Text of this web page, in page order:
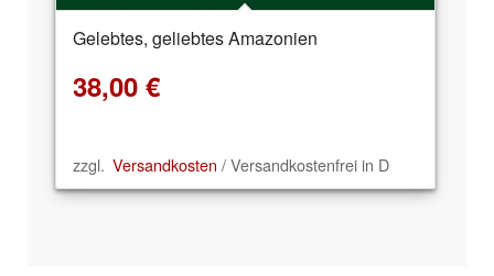
Gelebtes, geliebtes Amazonien
38,00 €
zzgl. Versandkosten / Versandkostenfrei in D